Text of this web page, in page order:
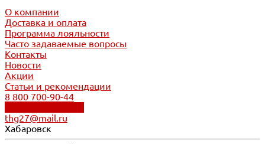
О компании
Доставка и оплата
Программа лояльности
Часто задаваемые вопросы
Контакты
Новости
Акции
Статьи и рекомендации
8 800 700-90-44
thg27@mail.ru
Хабаровск